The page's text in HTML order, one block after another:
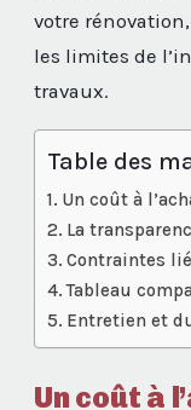
votre
les limites de
travaux.
Table des
Un coût à
La
Contraintes
Tableau
Entretien et
Un coût à